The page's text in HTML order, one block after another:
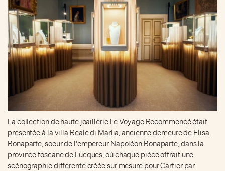
La collection de haute joaillerie Le Voyage Recommencé était
présentée à la villa Reale di Marlia, ancienne demeure de Elisa
Bonaparte, soeur de l'empereur Napoléon Bonaparte, dans la
province toscane de Lucques, où chaque pièce offrait une
scénographie différente créée sur mesure pour Cartier par